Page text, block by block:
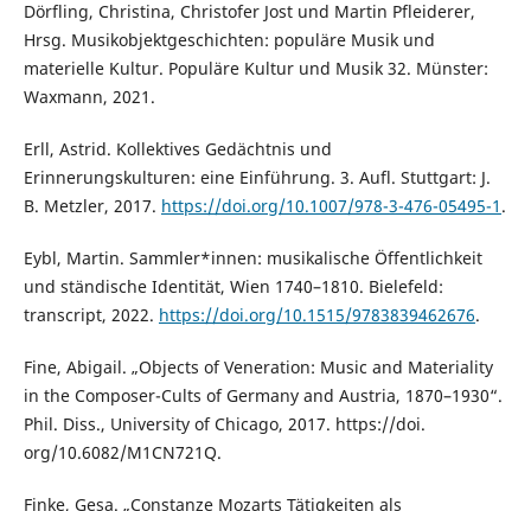
Dörfling, Christina, Christofer Jost und Martin Pfleiderer,
Hrsg. Musikobjektgeschichten: populäre Musik und
materielle Kultur. Populäre Kultur und Musik 32. Münster:
Waxmann, 2021.
Erll, Astrid. Kollektives Gedächtnis und
Erinnerungskulturen: eine Einführung. 3. Aufl. Stuttgart: J.
B. Metzler, 2017. https://doi.org/10.1007/978-3-476-05495-1 .
Eybl, Martin. Sammler*innen: musikalische Öffentlichkeit
und ständische Identität, Wien 1740–1810. Bielefeld:
transcript, 2022. https://doi.org/10.1515/9783839462676.
Fine, Abigail. „Objects of Veneration: Music and Materiality
in the Composer-Cults of Germany and Austria, 1870–1930“.
Phil. Diss., University of Chicago, 2017. https://doi.
org/10.6082/M1CN721Q.
Finke, Gesa. „Constanze Mozarts Tätigkeiten als